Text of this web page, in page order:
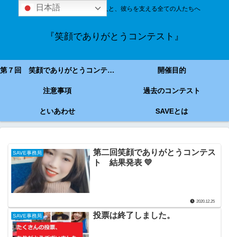
技能実習＆特定技能の外国人と、彼らを支える全ての人たちへ
『笑顔でありがとうコンテスト』
第７回 笑顔でありがとうコンテスト 開催目的
注意事項 過去のコンテスト
といあわせ SAVEとは
SAVE事務局
第二回笑顔でありがとうコンテス
ト 結果発表 💛
2020.12.25
SAVE事務局 投票は終了しました。
日本語